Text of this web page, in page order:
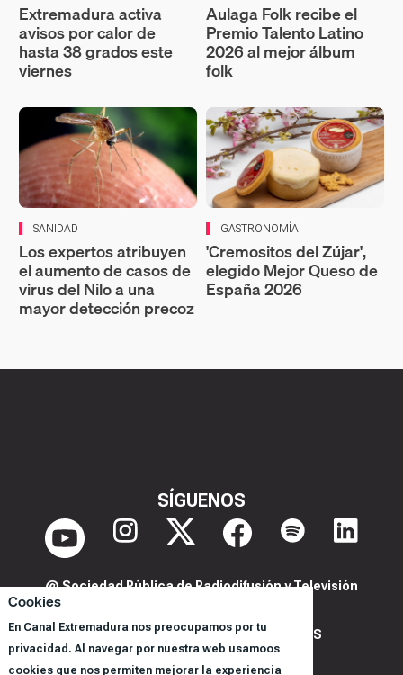
Cookies
En Canal Extremadura nos preocupamos por tu
privacidad. Al navegar por nuestra web usamoos
cookies que nos permiten mejorar la experiencia
Extremadura activa
avisos por calor de
hasta 38 grados este
viernes
Aulaga Folk recibe el
Premio Talento Latino
2026 al mejor álbum
folk
SANIDAD
Los expertos atribuyen
el aumento de casos de
virus del Nilo a una
mayor detección precoz
GASTRONOMÍA
'Cremositos del Zújar',
elegido Mejor Queso de
España 2026
SÍGUENOS
@ Sociedad Pública de Radiodifusión y Televisión
POLITICA DE PRIVACIDAD Y COOKIES